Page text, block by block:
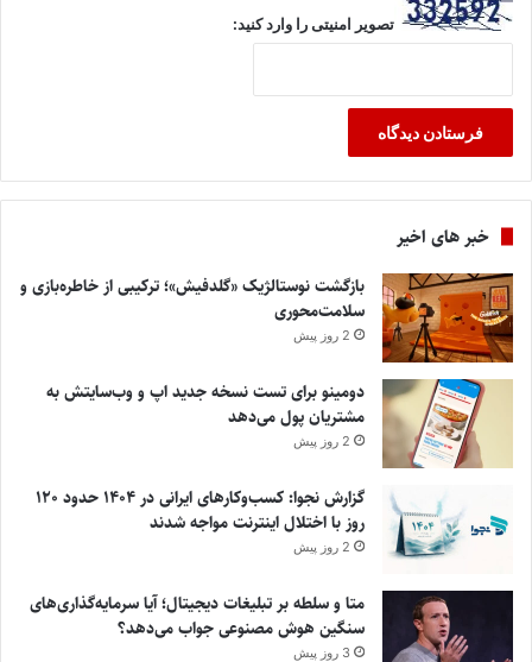
تصویر امنیتی را وارد کنید:
خبر های اخیر
بازگشت نوستالژیک «گلدفیش»؛ ترکیبی از خاطره‌بازی و
سلامت‌محوری
2 روز پیش
دومینو برای تست نسخه جدید اپ و وب‌سایتش به
مشتریان پول می‌دهد
2 روز پیش
گزارش نجوا: کسب‌وکارهای ایرانی در ۱۴۰۴ حدود ۱۲۰
روز با اختلال اینترنت مواجه شدند
2 روز پیش
متا و سلطه بر تبلیغات دیجیتال؛ آیا سرمایه‌گذاری‌های
سنگین هوش مصنوعی جواب می‌دهد؟
3 روز پیش